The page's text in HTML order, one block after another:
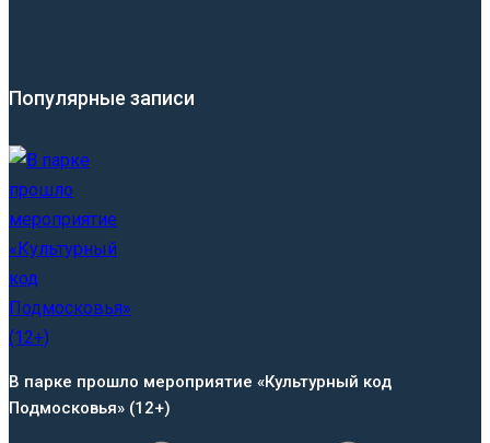
Популярные записи
В парке прошло мероприятие «Культурный код
Подмосковья» (12+)